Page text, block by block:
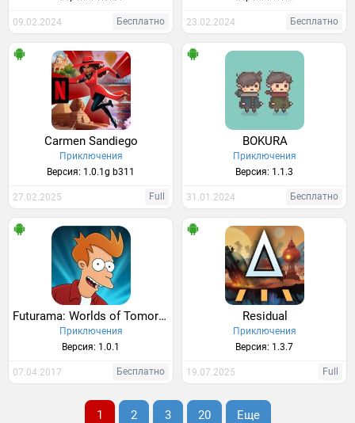
09.02.2024 Бесплатно 23.02.2024 Бесплатно
Carmen Sandiego
Приключения
Версия: 1.0.1g b311
27.02.2025 Full
BOKURA
Приключения
Версия: 1.1.3
31.01.2024 Бесплатно
Futurama: Worlds of Tomorrow
Приключения
Версия: 1.0.1
07.04.2017 Бесплатно
Residual
Приключения
Версия: 1.3.7
19.07.2025 Full
1 2 3 20 Еще